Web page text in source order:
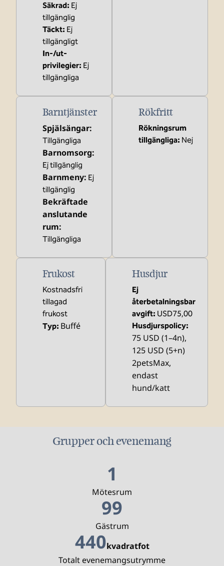
Säkrad: Ej
tillgänglig
Täckt: Ej
tillgängligt
In-/ut-
privilegier: Ej
tillgängliga
Barntjänster
Spjälsängar:
Tillgängliga
Barnomsorg:
Ej tillgänglig
Barnmeny: Ej
tillgänglig
Bekräftade
anslutande
rum:
Tillgängliga
Rökfritt
Rökningsrum
tillgängliga: Nej
Frukost
Kostnadsfri
tillagad
frukost
Typ: Buffé
Husdjur
Ej
återbetalningsbar
avgift: USD75,00
Husdjurspolicy:
75 USD (1–4n),
125 USD (5+n)
2petsMax,
endast
hund/katt
Grupper och evenemang
1
Mötesrum
99
Gästrum
440kvadratfot
Kvadratfot
Totalt evenemangsutrymme